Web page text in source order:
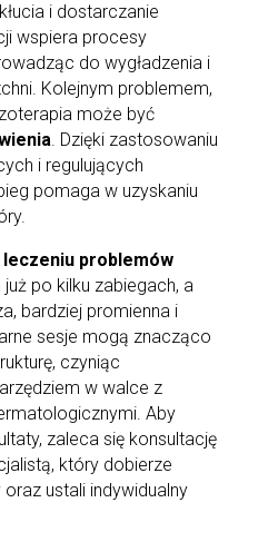
i dostarczanie
wspiera procesy
do wygładzenia i
Kolejnym problemem,
może być
. Dzięki zastosowaniu
i regulujących
pomaga w uzyskaniu
problemów
po kilku zabiegach, a
bardziej promienna i
sesje mogą znacząco
czyniąc
w walce z
Aby
zaleca się konsultację
który dobierze
ustali indywidualny